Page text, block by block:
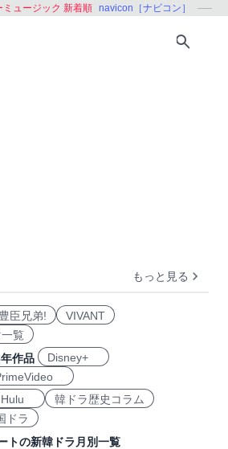
ュージック 新着順 navicon［ナビコン］
ス ワールドミュージック 演歌・
もっと見る
臣兄弟!
VIVANT
覧
作品
Disney+
Hulu
韓ドラ歴史コラム
ドラ
トの新韓ドラ月別一覧